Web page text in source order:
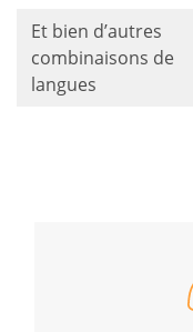
Et bien d’autres
combinaisons de
langues